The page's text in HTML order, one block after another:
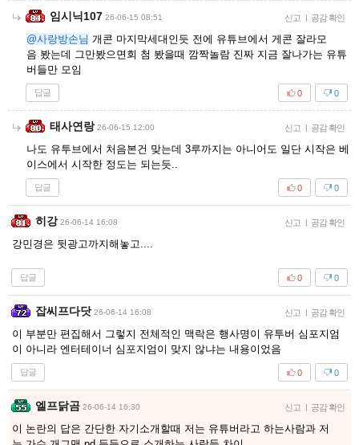
임시닉107 26-06-15 08:51 신고 | 공감 확인
@사랑방손님 개콘 마지막세대인듯 전에 유튜브에서 게콘 잘라모
음 봤는데 그만봤으면회 첨 봤을때 깜짝놀람 진짜 지금 잘나가는 유튜
버들만 모임
답글 0
0
태사연랑 26-06-15 12:00 신고 | 공감 확인
나도 유투브에서 처음본건 맞는데 3루까지는 아니어도 일단 시작은 베
이스에서 시작한 정도는 되는듯..
답글 0
0
히강 26-06-14 16:08 신고 | 공감 확인
강민경은 뒷광고까지해놓고....
답글 0
0
잡씨프다닷 26-06-14 16:08 신고 | 공감 확인
이 부분만 편집해서 그렇지 전체적인 맥락은 행사명이 유투버 심포지엄
이 아니라 엔터테이너 심포지엄이 맞지 않냐는 내용이었음
답글 0
0
엘프닭곰 26-06-14 16:30 신고 | 공감 확인
이 논란의 답은 간단한 자기소개할때 저는 유튜버라고 하는사람과 저